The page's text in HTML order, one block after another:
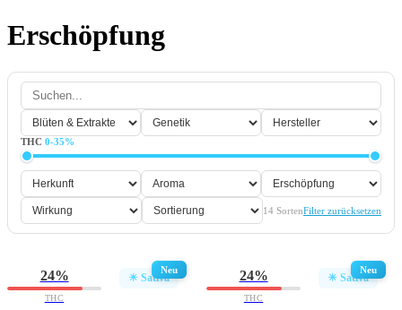
Erschöpfung
THC 0-35%
14 SortenFilter zurücksetzen
Neu
24%
THC
☀ Sativa
Neu
24%
THC
☀ Sativa